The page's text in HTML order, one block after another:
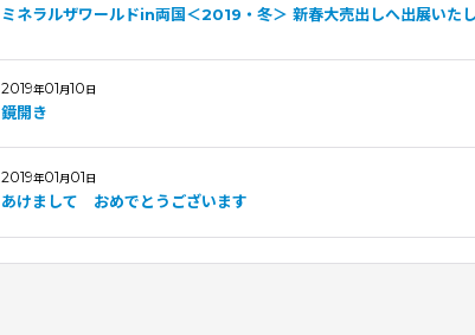
ミネラルザワールドin両国＜2019・冬＞ 新春大売出しへ出展いた
2019年01月10日
鏡開き
2019年01月01日
あけまして おめでとうございます